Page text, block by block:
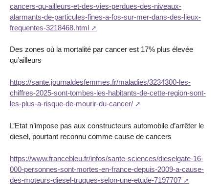
cancers-qu-ailleurs-et-des-vies-perdues-des-niveaux-
alarmants-de-particules-fines-a-fos-sur-mer-dans-des-lieux-
frequentes-3218468.html
Des zones où la mortalité par cancer est 17% plus élevée
qu’ailleurs
https://sante.journaldesfemmes.fr/maladies/3234300-les-
chiffres-2025-sont-tombes-les-habitants-de-cette-region-sont-
les-plus-a-risque-de-mourir-du-cancer/
L’Etat n’impose pas aux constructeurs automobile d’arrêter le
diesel, pourtant reconnu comme cause de cancers
https://www.francebleu.fr/infos/sante-sciences/dieselgate-16-
000-personnes-sont-mortes-en-france-depuis-2009-a-cause-
des-moteurs-diesel-truques-selon-une-etude-7197707